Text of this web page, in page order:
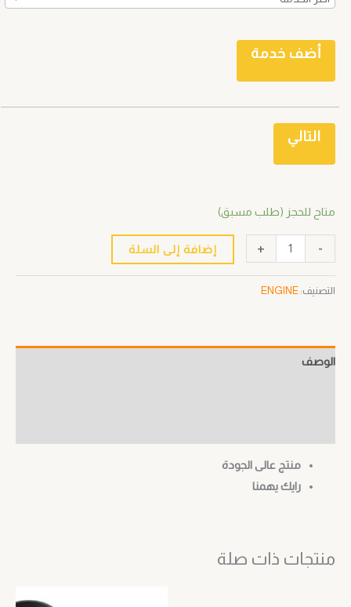
أضف خدمة
التالي
متاح للحجز (طلب مسبق)
-
+ إضافة إلى السلة
التصنيف: ENGINE
الوصف
منتج عالى الجودة
رايك يهمنا
منتجات ذات صلة